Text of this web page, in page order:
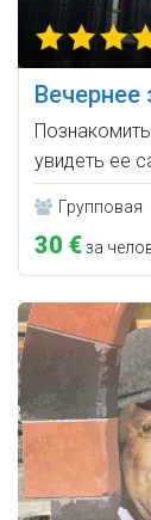
увидеть ее
Групповая
30 €за